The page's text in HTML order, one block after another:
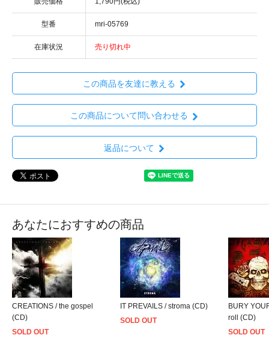
型番 mri-05769
在庫状況 売り切れ中
この商品を友達に教える
この商品について問い合わせる
返品について
あなたにおすすめの商品
CREATIONS / the gospel
(CD)
SOLD OUT
IT PREVAILS / stroma (CD)
SOLD OUT
BURY
roll (CD)
SOLD OUT